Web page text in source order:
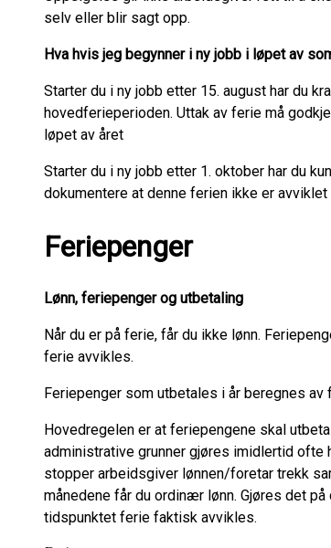
selv eller blir sagt opp.
Hva hvis jeg begynner i ny jobb i løpet av
Starter du i ny jobb etter 15. august har du
hovedferieperioden. Uttak av ferie må
løpet av året
Starter du i ny jobb etter 1. oktober har du
dokumentere at denne ferien ikke er
Feriepenger
Lønn, feriepenger og utbetaling
Når du er på ferie, får du ikke lønn.
ferie avvikles.
Feriepenger som utbetales i år beregnes
Hovedregelen er at feriepengene skal
administrative grunner gjøres imidlertid ofte
stopper arbeidsgiver lønnen/foretar trekk
månedene får du ordinær lønn. Gjøres det
tidspunktet ferie faktisk avvikles.